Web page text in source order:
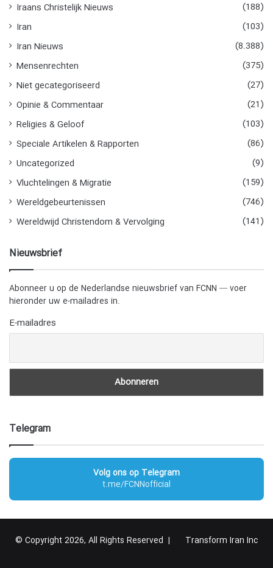
Iraans Christelijk Nieuws
(188)
Iran
(103)
Iran Nieuws
(8.388)
Mensenrechten
(375)
Niet gecategoriseerd
(27)
Opinie & Commentaar
(21)
Religies & Geloof
(103)
Speciale Artikelen & Rapporten
(86)
Uncategorized
(9)
Vluchtelingen & Migratie
(159)
Wereldgebeurtenissen
(746)
Wereldwijd Christendom & Vervolging
(141)
Nieuwsbrief
Abonneer u op de Nederlandse nieuwsbrief van FCNN — voer
hieronder uw e-mailadres in.
E-mailadres
Telegram
Volg ons op Telegram
t.me/FCNNofficial
© Copyright 2026, All Rights Reserved | Transform Iran Inc